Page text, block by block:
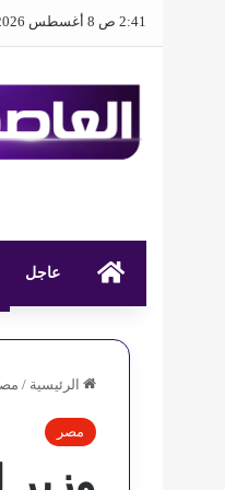
2:41 ص 8 أغسطس 2026
العاصمة والناس
عاجل
الرئيسية /
مصر